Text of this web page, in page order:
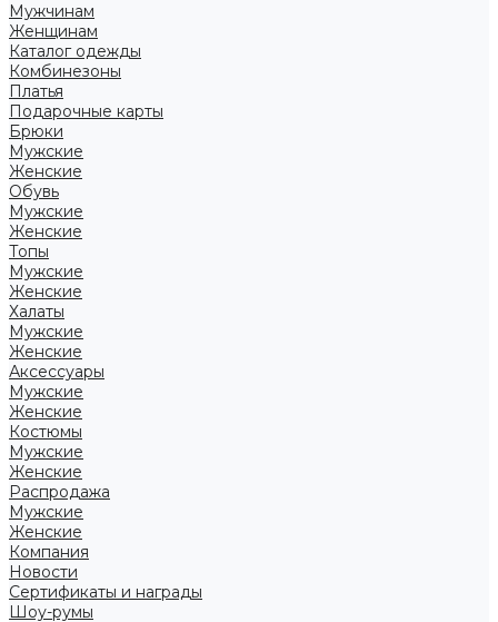
Мужчинам
Женщинам
Каталог одежды
Комбинезоны
Платья
Подарочные карты
Брюки
Мужские
Женские
Обувь
Мужские
Женские
Топы
Мужские
Женские
Халаты
Мужские
Женские
Аксессуары
Мужские
Женские
Костюмы
Мужские
Женские
Распродажа
Мужские
Женские
Компания
Новости
Сертификаты и награды
Шоу-румы